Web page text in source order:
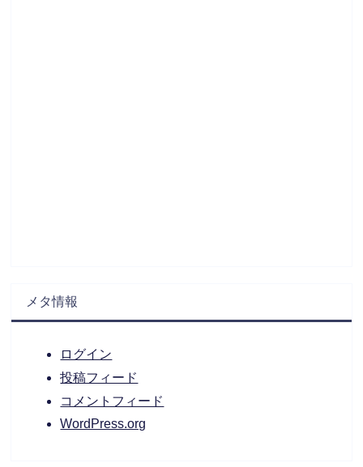
メタ情報
ログイン
投稿フィード
コメントフィード
WordPress.org